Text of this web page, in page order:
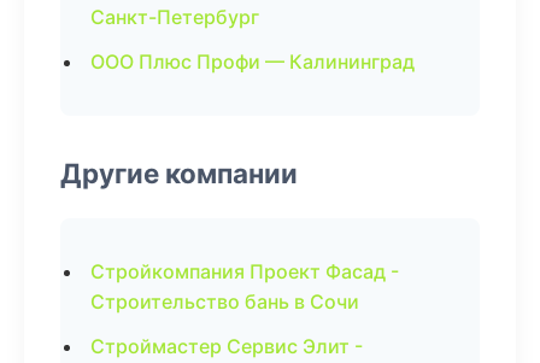
Санкт-Петербург
ООО Плюс Профи — Калининград
Другие компании
Стройкомпания Проект Фасад -
Строительство бань в Сочи
Строймастер Сервис Элит -